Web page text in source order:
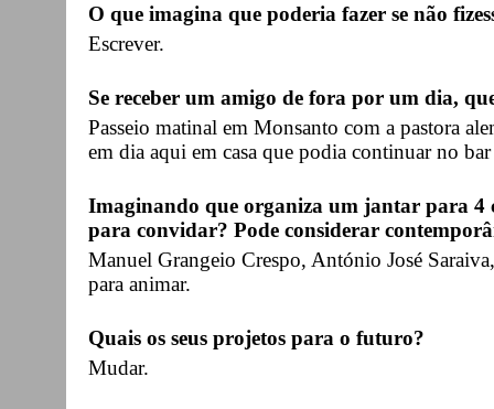
O que imagina que poderia fazer se não
Escrever.
Se receber um amigo de fora por um dia,
Passeio matinal em Monsanto com a pastora
em dia aqui em casa que podia continuar no
Imaginando que organiza um jantar para 4
para convidar? Pode considerar
Manuel Grangeio Crespo, António José
para animar.
Quais os seus projetos para o futuro?
Mudar.